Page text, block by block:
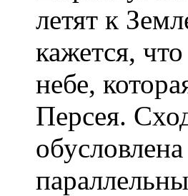
летят к
кажется,
небе,
Персея.